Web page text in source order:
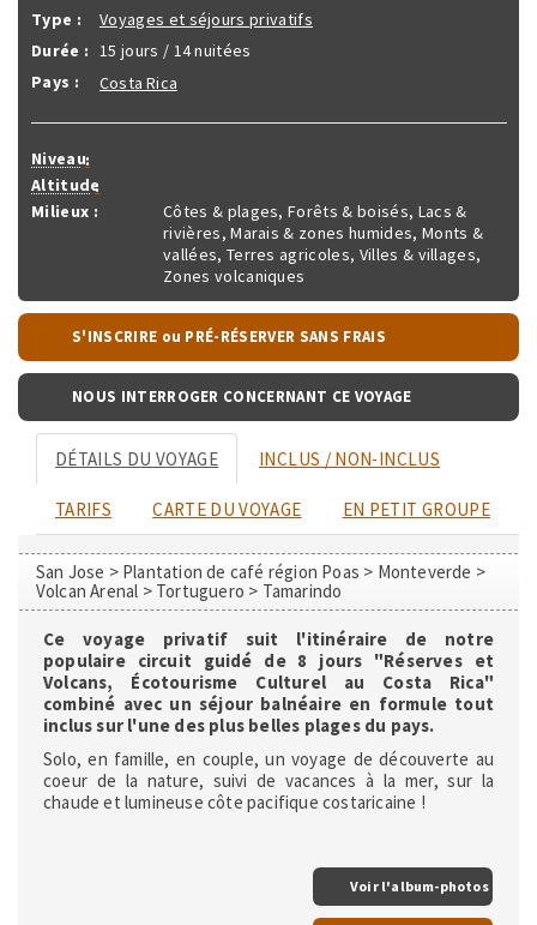
Type :
Voyages et séjours privatifs
Durée :
15 jours / 14 nuitées
Pays :
Costa Rica
Niveau:
Altitude:
Milieux :
Côtes & plages, Forêts & boisés, Lacs &
rivières, Marais & zones humides, Monts &
vallées, Terres agricoles, Villes & villages,
Zones volcaniques
S'INSCRIRE ou PRÉ-RÉSERVER SANS FRAIS
NOUS INTERROGER CONCERNANT CE VOYAGE
DÉTAILS DU VOYAGE INCLUS / NON-INCLUS
TARIFS CARTE DU VOYAGE EN PETIT GROUPE
San Jose > Plantation de café région Poas > Monteverde >
Volcan Arenal > Tortuguero > Tamarindo
Ce voyage privatif suit l'itinéraire de notre
populaire circuit guidé de 8 jours "Réserves et
Volcans, Écotourisme Culturel au Costa Rica"
combiné avec un séjour balnéaire en formule tout
inclus sur l'une des plus belles plages du pays.
Solo, en famille, en couple, un voyage de découverte au
coeur de la nature, suivi de vacances à la mer, sur la
chaude et lumineuse côte pacifique costaricaine !
Voir l'album-photos